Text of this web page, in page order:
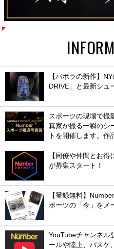
【バボラの新作】
DRIVE」と最新シュ
スポーツの現場で撮
真家が撮る一瞬のシ
トを開催します。作
【同僚や仲間とお
が募集スタート！
【登録無料】
ポーツの「今」をメ
YouTubeチャンネル
ールや陸上、バスケ